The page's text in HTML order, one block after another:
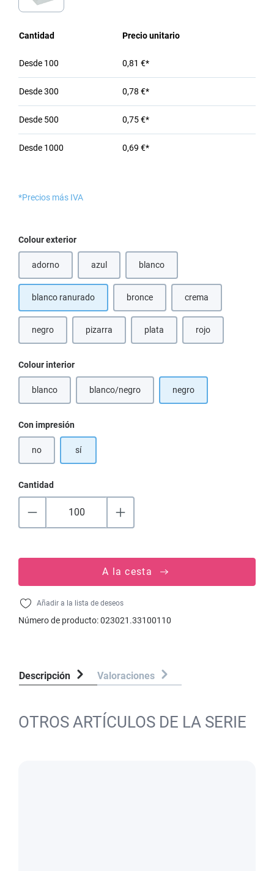
Cantidad Precio unitario
Desde 100 0,81 €*
Desde300 0,78 €*
Desde 500 0,75 €*
Desde 1000 0,69 €*
*Precios más IVA
Seleccione
Colour exterior
adorno azul(Esta opción no está disponible en este momento.)
blanco(Esta opción no está disponible en
blanco ranurado bronce(Esta opción no está disponible en este
crema(Esta opción no está
negro pizarra plata rojo
Seleccione
Colour interior
blanco(Esta opción no está disponible en este momento.)
blanco/negro
(Esta opción no está disponible en este
negro
Seleccione
Con impresión
no sí
Cantidad
A la cesta
Añadir a la lista de deseos
Número de producto:023021.33100110
Descripción Valoraciones
OTROS ARTÍCULOS DE LA SERIE